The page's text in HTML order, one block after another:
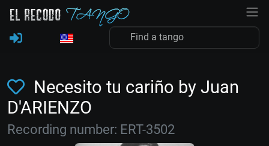
Necesito tu cariño by Juan
D'ARIENZO
Recording number: ERT-3502